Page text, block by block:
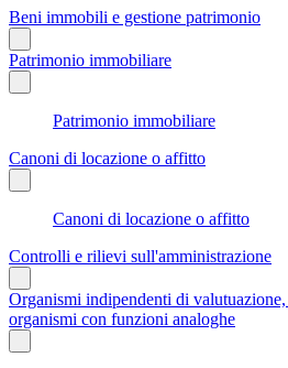
Beni immobili e gestione patrimonio
Patrimonio immobiliare
Patrimonio immobiliare
Canoni di locazione o affitto
Canoni di locazione o affitto
Controlli e rilievi sull'amministrazione
Organismi indipendenti di
organismi con funzioni analoghe